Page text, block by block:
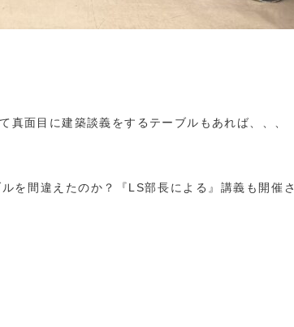
面目に建築談義をするテーブルもあれば、、、
を間違えたのか？『LS部長による』講義も開催さ